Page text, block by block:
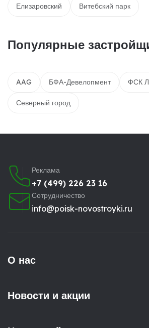
Елизаровский Витебский парк
Популярные
AAG БФА-Девелопмент ФСК
Северный город
Реклама
+7 (499) 226 23 16
Сотрудничество
info@poisk-novostroyki.ru
О нас
Новости и акции